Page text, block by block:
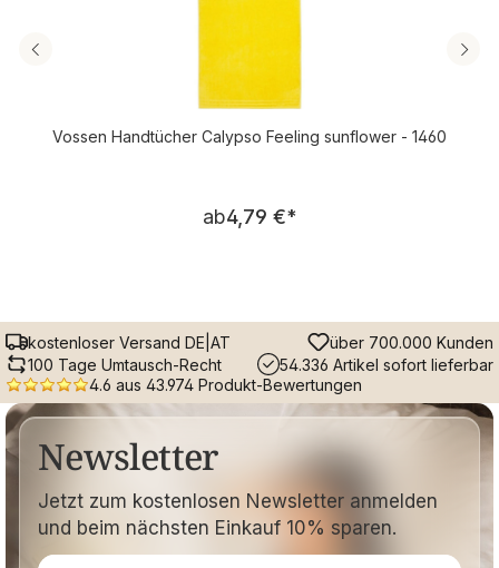
Vossen Handtücher Calypso Feeling sunflower - 1460
Regulärer Preis:
ab4,79 €*
kostenloser Versand DE|AT
über 700.000 Kunden
100 Tage Umtausch-Recht
54.336 Artikel sofort lieferbar
4.6 aus 43.974 Produkt-Bewertungen
Newsletter
Jetzt zum kostenlosen Newsletter anmelden
und beim nächsten Einkauf 10% sparen.